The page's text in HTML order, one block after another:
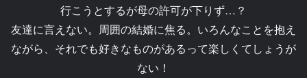
行こうとするが母の許可が下りず…？
友達に言えない。周囲の結婚に焦る。いろんなことを抱え
ながら、それでも好きなものがあるって楽しくてしょうが
ない！